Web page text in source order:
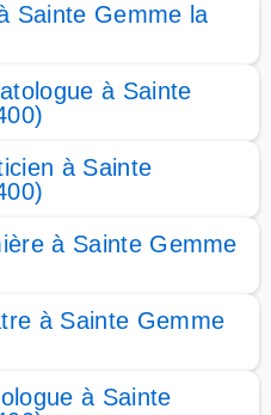
Sainte Gemme la
à Sainte
à Sainte
à Sainte Gemme
à Sainte Gemme
à Sainte